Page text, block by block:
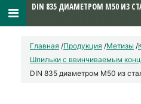
Главная /Продукция /Метизы /
Шпильки с ввинчиваемым
DIN 835 диаметром М50 из
DIN 835 ДИАМЕТРОМ М50 ИЗ